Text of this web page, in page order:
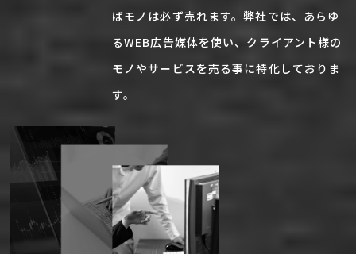
ばモノは必ず売れます。弊社では、あらゆ
るWEB広告媒体を使い、クライアント様の
モノやサービスを売る事に特化しておりま
す。